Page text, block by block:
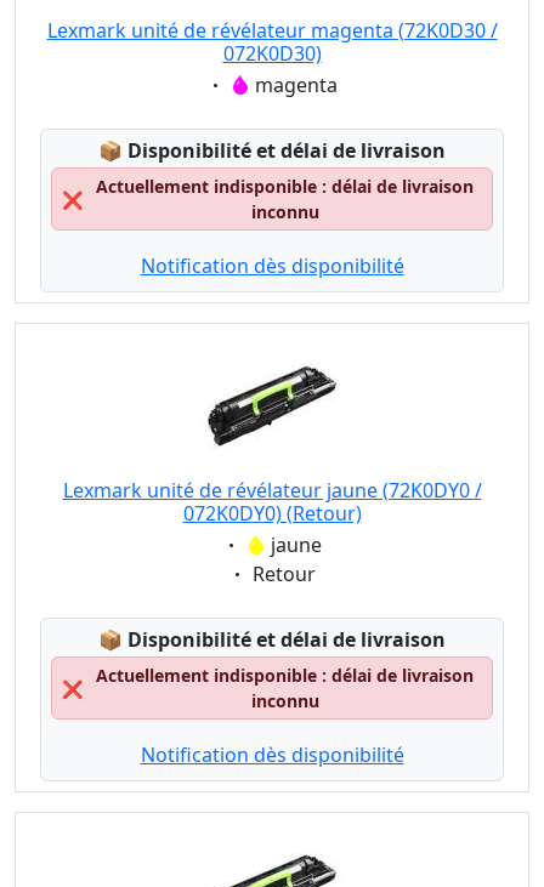
Lexmark unité de révélateur magenta (72K0D30 /
072K0D30)
Eigenschaft:
magenta
📦 Lagerstatus:
Disponibilité et délai de livraison
❌
Actuellement indisponible : délai de livraison
inconnu
Notification dès disponibilité
Lexmark unité de révélateur jaune (72K0DY0 /
072K0DY0) (Retour)
Eigenschaft:
jaune
Eigenschaft:
Retour
📦 Lagerstatus:
Disponibilité et délai de livraison
❌
Actuellement indisponible : délai de livraison
inconnu
Notification dès disponibilité